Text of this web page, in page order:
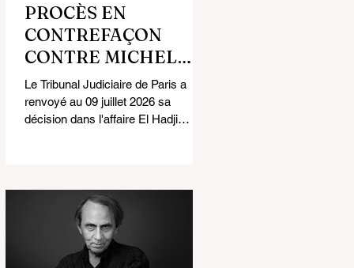
PROCÈS EN
CONTREFAÇON
CONTRE MICHEL
HOUELLEBECQ : LE
TRIBUNAL
JUDICIAIRE DE
JUILLET
Le Tribunal Judiciaire de Paris a
renvoyé au 09 juillet 2026 sa
décision dans l'affaire El Hadji
délibéré adressée aux requérants
hier, 18 juin 2026. Selon les termes
même du Tribunal, " le prononcé du
jugement a été renvoyé pour plus
ample délibéré à la date du 09 Juillet